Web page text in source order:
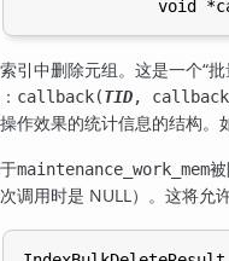
引中删除元组。这是一个“批
callback(TID,
作效果的统计信息的结构。
maintenance_work_mem
调用时是 NULL）。这将允